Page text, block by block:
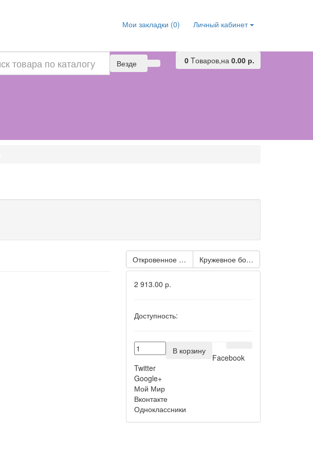
Личный кабинет
Мои закладки (0)
0 Tоваров,на 0.00 р.
Везде
Откровенное боди Страсть с открытой грудью
Кружевное боди с открытым
2 913.00 р.
Доступность:
В корзину
Facebook
Twitter
Google+
Мой Мир
Вконтакте
Одноклассники